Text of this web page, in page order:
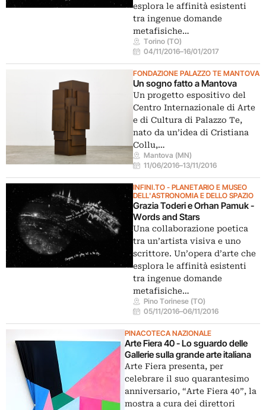
esplora le affinità esistenti
tra ingenue domande
metafisiche…
Torino (TO)
04/11/2016–16/01/2017
FONDAZIONE PALAZZO TE MANTOVA
Un sogno fatto a Mantova
Un progetto espositivo del
Centro Internazionale di Arte
e di Cultura di Palazzo Te,
nato da un’idea di Cristiana
Collu,…
Mantova (MN)
11/06/2016–13/11/2016
INFINI.TO - PLANETARIO E MUSEO
DELL'ASTRONOMIA E DELLO SPAZIO
Grazia Toderi e Orhan Pamuk -
Words and Stars
Una collaborazione poetica
tra un’artista visiva e uno
scrittore. Un’opera d’arte che
esplora le affinità esistenti
tra ingenue domande
metafisiche…
Pino Torinese (TO)
05/11/2016–06/11/2016
PINACOTECA NAZIONALE
Arte Fiera 40 - Lo sguardo delle
Gallerie sulla grande arte italiana
Arte Fiera presenta, per
celebrare il suo quarantesimo
anniversario, “Arte Fiera 40”, la
mostra a cura dei direttori